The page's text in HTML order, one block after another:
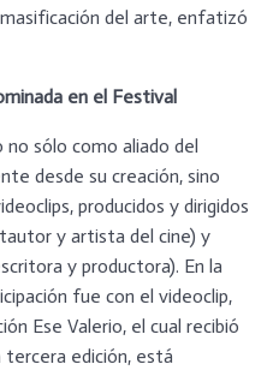
del arte, enfatizó
en el Festival
sólo como aliado del
desde su creación, sino
producidos y dirigidos
y artista del cine) y
y productora). En la
fue con el videoclip,
Ese Valerio, el cual recibió
tercera edición, está